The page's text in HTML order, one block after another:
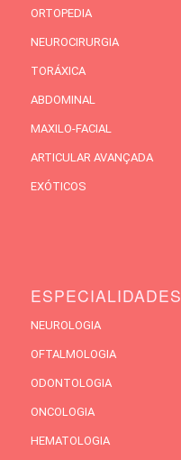
ORTOPEDIA
NEUROCIRURGIA
TORÁXICA
ABDOMINAL
MAXILO-FACIAL
ARTICULAR AVANÇADA
EXÓTICOS
ESPECIALIDADES
NEUROLOGIA
OFTALMOLOGIA
ODONTOLOGIA
ONCOLOGIA
HEMATOLOGIA